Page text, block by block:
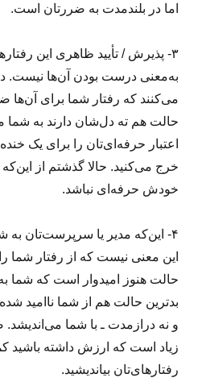
اما در بلندمدت به ضررتان است.
۳- پذیرش / تأیید ظاهری این
به‌معنی درست بودن آن‌ها نیست.
می‌کنند که رفتار شما برای‌ آن‌ها
حالت هم ته دل‌شان دارند به شما
اعتبار حرفه‌ای‌تان را برای یک
خرج می‌کنید. حالا گذشتم از
خودش حرفه‌ای نباشد.
۴- این‌که مدیر یا سرپرست‌تان به
این معنی نیست که از رفتار شما
حالت هنوز امیدوار است که شما
بدترین حالت هم از شما ناامید
و نه درازمدت ـ با شما
زیاد است که ارزش داشته باشید
رفتارهای‌تان بیاندیشید.